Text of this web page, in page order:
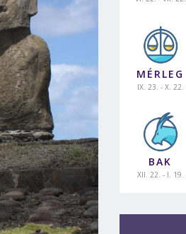
MÉRLEG
IX. 23. - X. 22.
BAK
XII. 22. - I. 19.